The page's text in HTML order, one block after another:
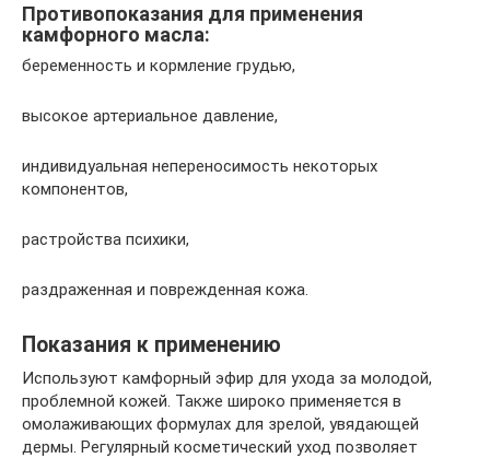
Противопоказания для применения
камфорного масла:
беременность и кормление грудью,
высокое артериальное давление,
индивидуальная непереносимость некоторых
компонентов,
растройства психики,
раздраженная и поврежденная кожа.
Показания к применению
Используют камфорный эфир для ухода за молодой,
проблемной кожей. Также широко применяется в
омолаживающих формулах для зрелой, увядающей
дермы. Регулярный косметический уход позволяет